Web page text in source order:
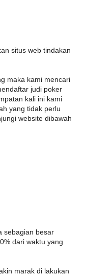
situs web tindakan
maka kami mencari
judi poker
kali ini kami
yang tidak perlu
website dibawah
sebagian besar
dari waktu yang
marak di lakukan